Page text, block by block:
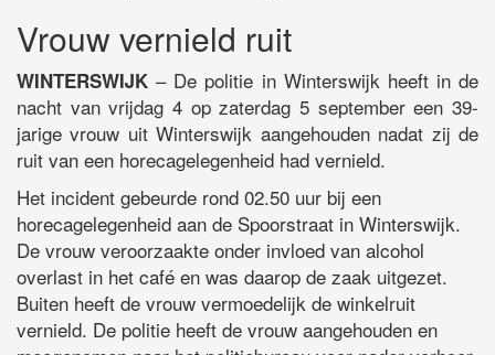
Vrouw vernield ruit
WINTERSWIJK – De politie in Winterswijk heeft in de
nacht van vrijdag 4 op zaterdag 5 september een 39-
jarige vrouw uit Winterswijk aangehouden nadat zij de
ruit van een horecagelegenheid had vernield.
Het incident gebeurde rond 02.50 uur bij een
horecagelegenheid aan de Spoorstraat in Winterswijk.
De vrouw veroorzaakte onder invloed van alcohol
overlast in het café en was daarop de zaak uitgezet.
Buiten heeft de vrouw vermoedelijk de winkelruit
vernield. De politie heeft de vrouw aangehouden en